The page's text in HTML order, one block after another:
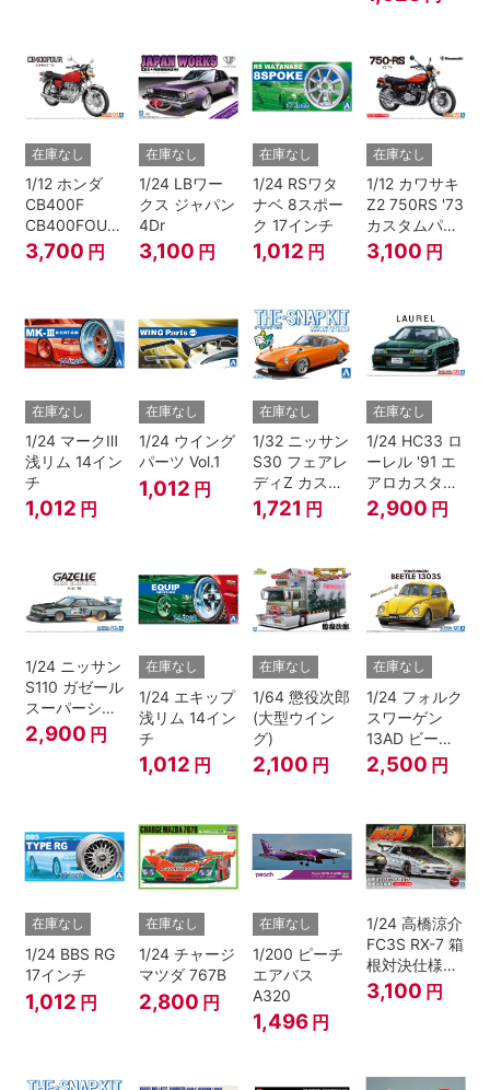
バーメタリッ
在庫なし
1/12 ホンダ
CB400F
CB400FOUR
'74
3,700 円
在庫なし
1/24 LBワー
クス ジャパン
4Dr
3,100 円
在庫なし
1/24 RSワタ
ナベ 8スポー
ク 17インチ
1,012 円
在庫なし
1/12 カワサキ
Z2 750RS '73
カスタムパー
ツ付き
3,100 円
在庫なし
1/24 マークⅢ
浅リム 14イン
チ
1,012 円
在庫なし
1/24 ウイング
パーツ Vol.1
1,012 円
在庫なし
1/32 ニッサン
S30 フェアレ
ディZ カスタ
ムホイール(オ
レンジ)
1,721 円
在庫なし
1/24 HC33 ロ
ーレル '91 エ
アロカスタム
（ニッサン）
2,900 円
1/24 ニッサン
S110 ガゼール
スーパーシル
エット '81
2,900 円
在庫なし
1/24 エキップ
浅リム 14イン
チ
1,012 円
在庫なし
1/64 懲役次郎
(大型ウイン
グ)
2,100 円
在庫なし
1/24 フォルク
スワーゲン
13AD ビート
ル 1303S '73
2,500 円
在庫なし
1/24 BBS RG
17インチ
1,012 円
在庫なし
1/24 チャージ
マツダ 767B
2,800 円
在庫なし
1/200 ピーチ
エアバス
A320
1,496 円
1/24 高橋涼介
FC3S RX-7 箱
根対決仕様
『頭文字D』
3,100 円